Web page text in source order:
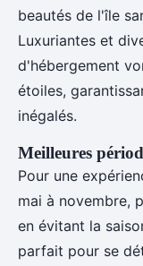
beautés de l'île
Luxuriantes et
d'hébergement
étoiles,
inégalés.
Meilleures
Pour une
mai à novembre,
en évitant la
parfait pour se